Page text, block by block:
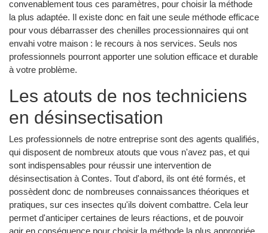
convenablement tous ces paramètres, pour choisir la méthode
la plus adaptée. Il existe donc en fait une seule méthode efficace
pour vous débarrasser des chenilles processionnaires qui ont
envahi votre maison : le recours à nos services. Seuls nos
professionnels pourront apporter une solution efficace et durable
à votre problème.
Les atouts de nos techniciens
en désinsectisation
Les professionnels de notre entreprise sont des agents qualifiés,
qui disposent de nombreux atouts que vous n'avez pas, et qui
sont indispensables pour réussir une intervention de
désinsectisation à Contes. Tout d'abord, ils ont été formés, et
possèdent donc de nombreuses connaissances théoriques et
pratiques, sur ces insectes qu'ils doivent combattre. Cela leur
permet d'anticiper certaines de leurs réactions, et de pouvoir